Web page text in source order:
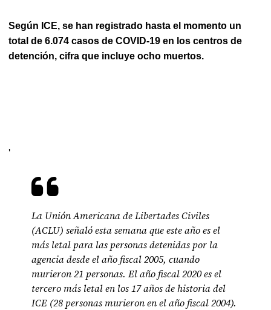
Según ICE, se han registrado hasta el momento un
total de 6.074 casos de COVID-19 en los centros de
detención, cifra que incluye ocho muertos.
'
La Unión Americana de Libertades Civiles
(ACLU) señaló esta semana que este año es el
más letal para las personas detenidas por la
agencia desde el año fiscal 2005, cuando
murieron 21 personas. El año fiscal 2020 es el
tercero más letal en los 17 años de historia del
ICE (28 personas murieron en el año fiscal 2004).